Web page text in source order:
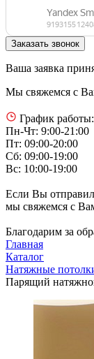
Ваша заявка
Мы свяжемся с
График работы:
Пн-Чт: 9:00-21:00
Пт: 09:00-20:00
Сб: 09:00-19:00
Вс: 10:00-19:00
Если Вы
мы свяжемся с
Благодарим за
Главная
Каталог
Натяжные
Парящий